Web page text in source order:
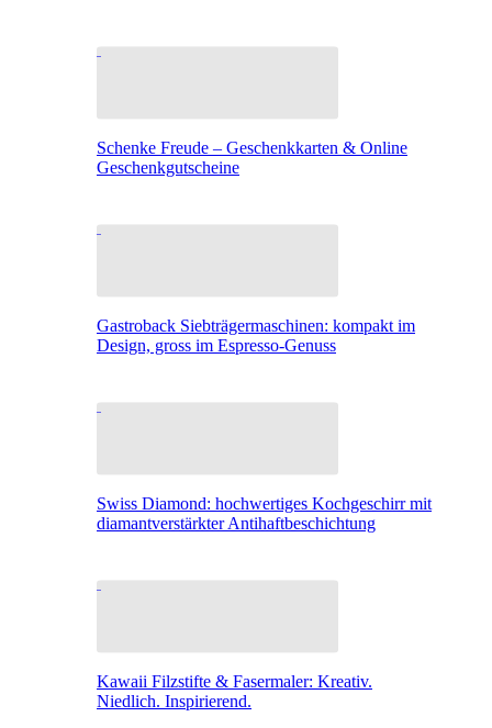
Schenke Freude – Geschenkkarten & Online
Geschenkgutscheine
Gastroback Siebträgermaschinen: kompakt im
Design, gross im Espresso-Genuss
Swiss Diamond: hochwertiges Kochgeschirr mit
diamantverstärkter Antihaftbeschichtung
Kawaii Filzstifte & Fasermaler: Kreativ.
Niedlich. Inspirierend.